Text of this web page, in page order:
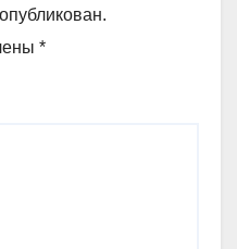
*